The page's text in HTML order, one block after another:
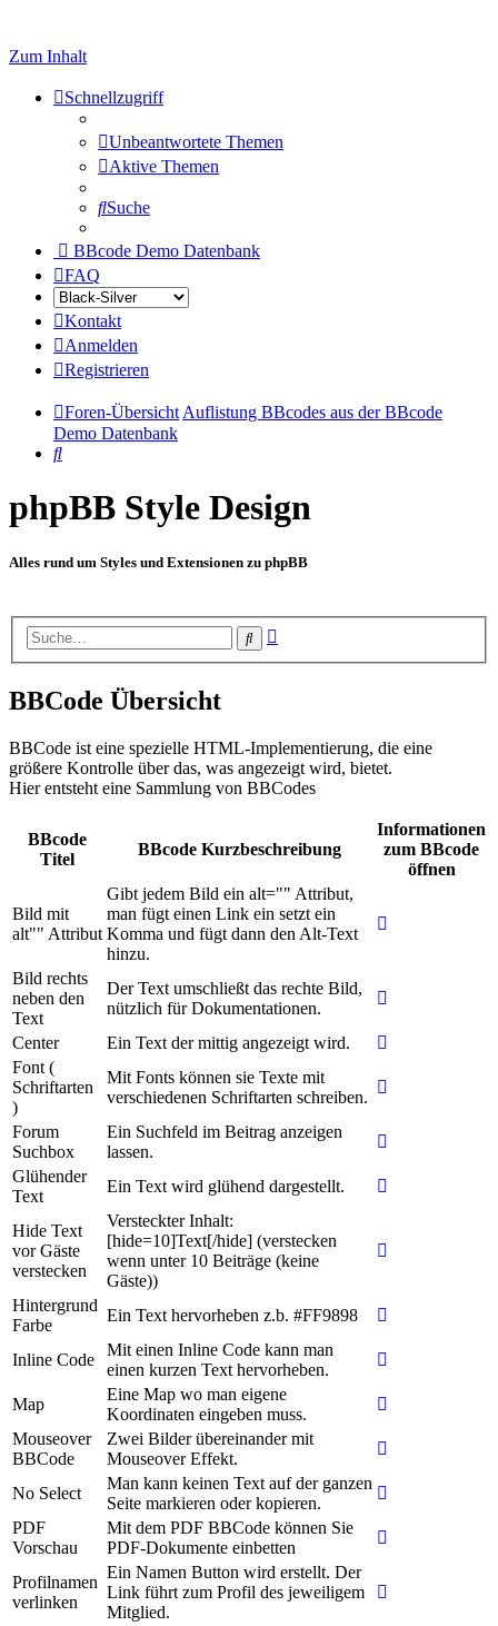
Zum Inhalt
Schnellzugriff
Unbeantwortete Themen
Aktive Themen
Suche
BBcode Demo Datenbank
FAQ
Kontakt
Anmelden
Registrieren
Foren-Übersicht Auflistung BBcodes aus der BBcode
Demo Datenbank
Suche
phpBB Style Design
Alles rund um Styles und Extensionen zu phpBB
Suche
BBCode Übersicht
BBCode ist eine spezielle HTML-Implementierung, die eine
größere Kontrolle über das, was angezeigt wird, bietet.
Hier entsteht eine Sammlung von BBCodes
BBcode
Titel
BBcode Kurzbeschreibung
Informationen
zum BBcode
öffnen
Bild mit
alt"" Attribut
Gibt jedem Bild ein alt="" Attribut,
man fügt einen Link ein setzt ein
Komma und fügt dann den Alt-Text
hinzu.
Bild rechts
neben den
Text
Der Text umschließt das rechte Bild,
nützlich für Dokumentationen.
Center
Ein Text der mittig angezeigt wird.
Font (
Schriftarten
)
Mit Fonts können sie Texte mit
verschiedenen Schriftarten schreiben.
Forum
Suchbox
Ein Suchfeld im Beitrag anzeigen
lassen.
Glühender
Text
Ein Text wird glühend dargestellt.
Hide Text
vor Gäste
verstecken
Versteckter Inhalt:
[hide=10]Text[/hide] (verstecken
wenn unter 10 Beiträge (keine
Gäste))
Hintergrund
Farbe
Ein Text hervorheben z.b. #FF9898
Inline Code
Mit einen Inline Code kann man
einen kurzen Text hervorheben.
Map
Eine Map wo man eigene
Koordinaten eingeben muss.
Mouseover
BBCode
Zwei Bilder übereinander mit
Mouseover Effekt.
No Select
Man kann keinen Text auf der ganzen
Seite markieren oder kopieren.
PDF
Vorschau
Mit dem PDF BBCode können Sie
PDF-Dokumente einbetten
Profilnamen
verlinken
Ein Namen Button wird erstellt. Der
Link führt zum Profil des jeweiligem
Mitglied.